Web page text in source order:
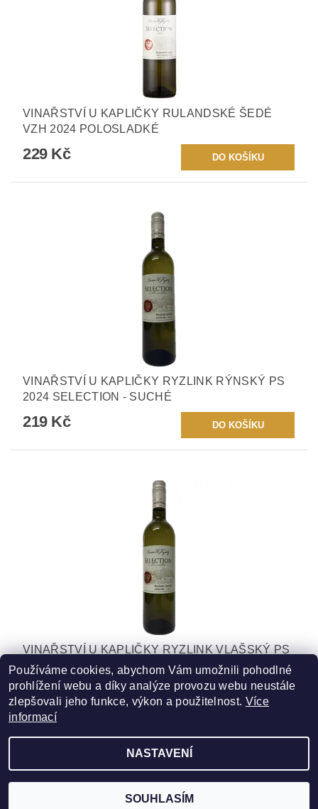
VINAŘSTVÍ U KAPLIČKY RULANDSKÉ ŠEDÉ
VZH 2024 POLOSLADKÉ
229 Kč
VINAŘSTVÍ U KAPLIČKY RYZLINK RÝNSKÝ PS
2024 SELECTION - SUCHÉ
219 Kč
VINAŘSTVÍ U KAPLIČKY RYZLINK VLAŠSKÝ PS
2024 SELECTION - SUCHÉ
219 Kč
2026 ©ZLATÁ VÍNA, všechna práva vyhrazena
Vytvořil Shoptet
Používáme cookies, abychom Vám umožnili pohodlné
prohlížení webu a díky analýze provozu webu neustále
zlepšovali jeho funkce, výkon a použitelnost. Více
informací
NASTAVENÍ
SOUHLASÍM